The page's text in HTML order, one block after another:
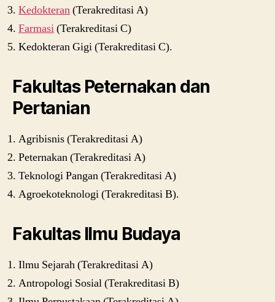
Kedokteran(Terakreditasi A)
Farmasi(Terakreditasi C)
Kedokteran Gigi (Terakreditasi C).
Fakultas Peternakan dan
Pertanian
Agribisnis (Terakreditasi A)
Peternakan (Terakreditasi A)
Teknologi Pangan (Terakreditasi A)
Agroekoteknologi (Terakreditasi B).
Fakultas Ilmu Budaya
Ilmu Sejarah (Terakreditasi A)
Antropologi Sosial (Terakreditasi B)